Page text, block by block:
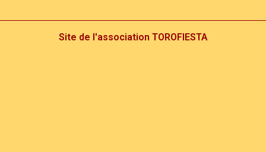
Site de l'association TOROFIESTA